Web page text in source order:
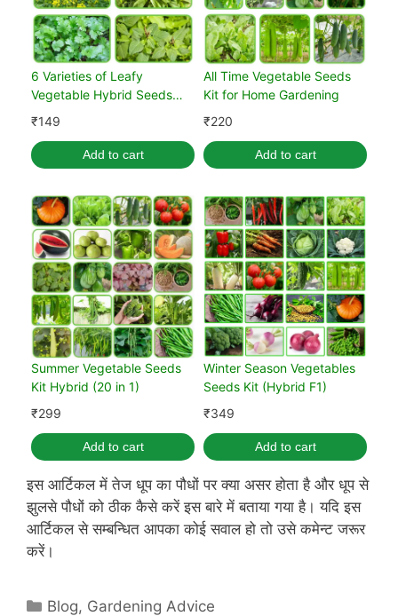
6 Varieties of Leafy
Vegetable Hybrid Seeds
Combo Pack
₹149
Add to cart
All Time Vegetable Seeds
Kit for Home Gardening
₹220
Add to cart
Summer Vegetable Seeds
Kit Hybrid (20 in 1)
₹299
Add to cart
Winter Season Vegetables
Seeds Kit (Hybrid F1)
₹349
Add to cart
इस आर्टिकल में तेज धूप का पौधों पर क्या असर होता है और धूप से
झुलसे पौधों को ठीक कैसे करें इस बारे में बताया गया है। यदि इस
आर्टिकल से सम्बन्धित आपका कोई सवाल हो तो उसे कमेन्ट जरूर
करें।
Categories
Blog, Gardening Advice